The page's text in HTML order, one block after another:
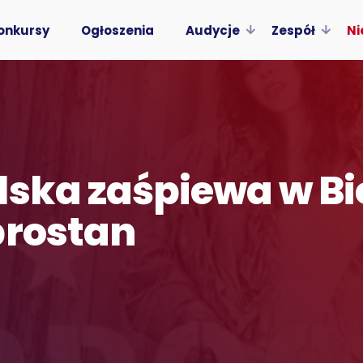
Ogłoszenia Audycje Zespół
zaśpiewa w